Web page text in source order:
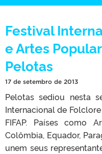
Festival
e Artes
Pelotas
17 de setembro de 2013
Pelotas sediou nesta
Internacional de
FIFAP. Países como
Colômbia, Equador,
unem seus